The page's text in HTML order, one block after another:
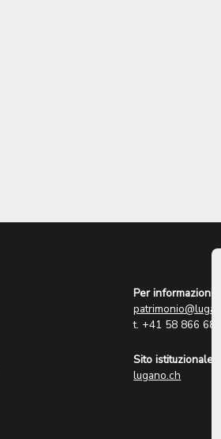
Per informazioni:
t. +41 58 866 68
Sito istituzionale:
lugano.ch